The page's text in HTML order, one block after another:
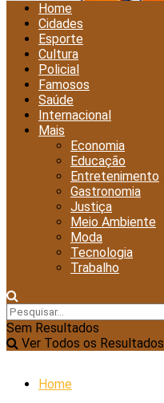
Home
Cidades
Esporte
Cultura
Policial
Famosos
Saúde
Internacional
Mais
Economia
Educação
Entretenimento
Gastronomia
Justiça
Meio Ambiente
Moda
Tecnologia
Trabalho
Sem Resultados
Ver Todos os Resultados
Home